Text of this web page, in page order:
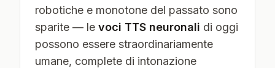
robotiche e monotone del passato sono
sparite — le voci TTS neuronali di oggi
possono essere straordinariamente
umane, complete di intonazione